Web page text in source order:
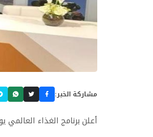
مشاركة الخبر:
أعلن برنامج الغذاء